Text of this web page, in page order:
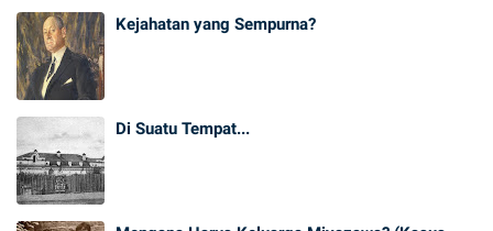
Kejahatan yang Sempurna?
Di Suatu Tempat...